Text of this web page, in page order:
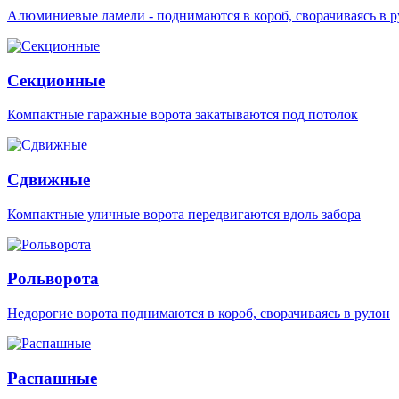
Алюминиевые ламели - поднимаются в короб, сворачиваясь в
Секционные
Компактные гаражные ворота закатываются под потолок
Сдвижные
Компактные уличные ворота передвигаются вдоль забора
Рольворота
Недорогие ворота поднимаются в короб, сворачиваясь в рулон
Распашные